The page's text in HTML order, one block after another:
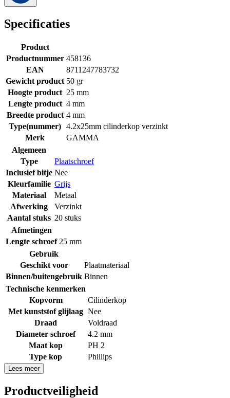
Specificaties
Product
Productnummer 458136
EAN
8711247783732
Gewicht product 50 gr
Hoogte product 25 mm
Lengte product 4 mm
Breedte product 4 mm
Type(nummer) 4.2x25mm cilinderkop verzinkt
Merk
GAMMA
Algemeen
Type
Plaatschroef
Inclusief bitje Nee
Kleurfamilie Grijs
Materiaal
Metaal
Afwerking
Verzinkt
Aantal stuks 20 stuks
Afmetingen
Lengte schroef 25 mm
Gebruik
Geschikt voor
Plaatmateriaal
Binnen/buitengebruik Binnen
Technische kenmerken
Kopvorm
Cilinderkop
Met kunststof glijlaag Nee
Draad
Voldraad
Diameter schroef
4.2 mm
Maat kop
PH 2
Type kop
Phillips
Lees meer
Productveiligheid